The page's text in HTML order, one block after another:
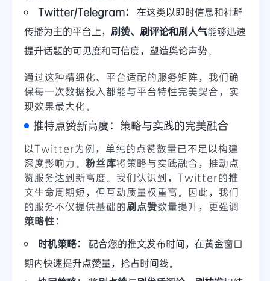
Twitter/Telegram：
在这类以即时信息和社群
传播为主的平台上， 刷赞、刷评论和刷人气能够迅速
提升话题的可见度和可信度，塑造舆论声势。
通过这种精细化、平台适配的服务矩阵，我们确
保每一次数据投入都能与平台特性完美契合，实
现效果最大化。
推特点赞新高度：策略与实践的完美融合
以Twitter为例，单纯的点赞数量已不足以构建
深度影响力。 粉丝库将策略与实践融合，推动点
赞服务达到新高度。我们认识到，Twitter的推
文生命周期短，但互动质量权重高。因此，我们
的服务不仅提供基础的刷点赞数量提升，更强调
策略性：
时机策略：
配合您的推文发布时间，在黄金窗口
期内快速提升点赞量，抢占时间线。